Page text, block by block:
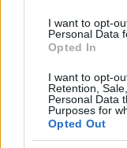
I want to opt-
Personal Data
Opted In
I want to opt-
Retention,
Personal Data
Purposes for
Opted Out
Andrea Innocenti · 7 Ago